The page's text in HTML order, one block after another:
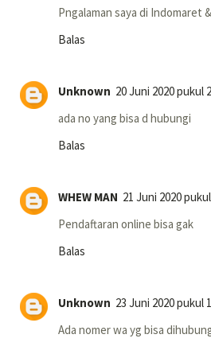
Pngalaman saya di Indomaret
Balas
Unknown 20 Juni 2020 pukul
ada no yang bisa d hubungi
Balas
WHEW MAN 21 Juni 2020
Pendaftaran online bisa gak
Balas
Unknown 23 Juni 2020 pukul
Ada nomer wa yg bisa